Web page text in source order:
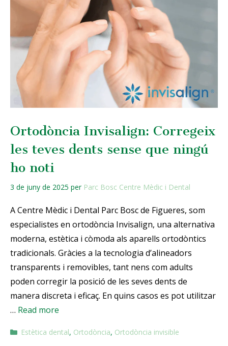
Ortodòncia Invisalign: Corregeix
les teves dents sense que ningú
ho noti
3 de juny de 2025 per Parc Bosc Centre Mèdic i Dental
A Centre Mèdic i Dental Parc Bosc de Figueres, som
especialistes en ortodòncia Invisalign, una alternativa
moderna, estètica i còmoda als aparells ortodòntics
tradicionals. Gràcies a la tecnologia d’alineadors
transparents i removibles, tant nens com adults
poden corregir la posició de les seves dents de
manera discreta i eficaç. En quins casos es pot utilitzar
… Read more
Estètica dental, Ortodòncia, Ortodòncia invisible